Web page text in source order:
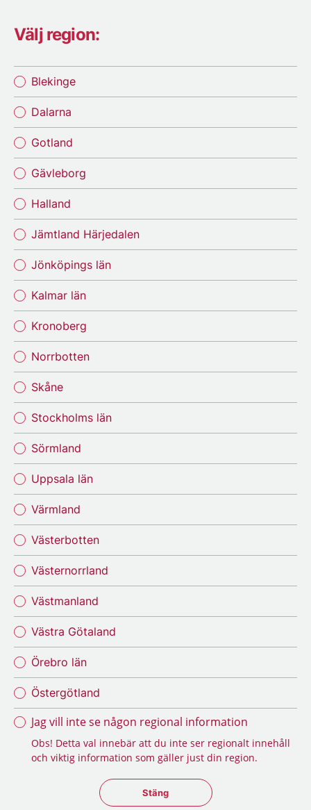
Välj region:
Blekinge
Dalarna
Gotland
Gävleborg
Halland
Jämtland Härjedalen
Jönköpings län
Kalmar län
Kronoberg
Norrbotten
Skåne
Stockholms län
Sörmland
Uppsala län
Värmland
Västerbotten
Västernorrland
Västmanland
Västra Götaland
Örebro län
Östergötland
Jag vill inte se någon regional information
Obs! Detta val innebär att du inte ser regionalt innehåll
och viktig information som gäller just din region.
Stäng regionsväljaren
Stäng